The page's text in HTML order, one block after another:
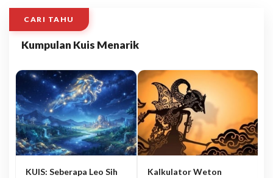
CARI TAHU
Kumpulan Kuis Menarik
KUIS: Seberapa Leo Sih
Kalkulator Weton